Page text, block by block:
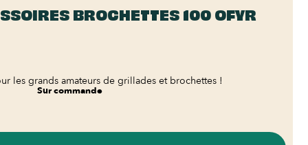
BROCHETTES 100 OFYR
les grands amateurs de grillades et brochettes !
Sur commande